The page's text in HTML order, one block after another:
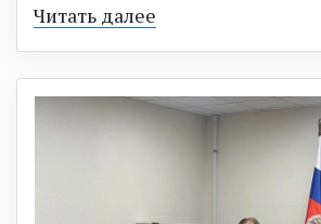
Читать далее